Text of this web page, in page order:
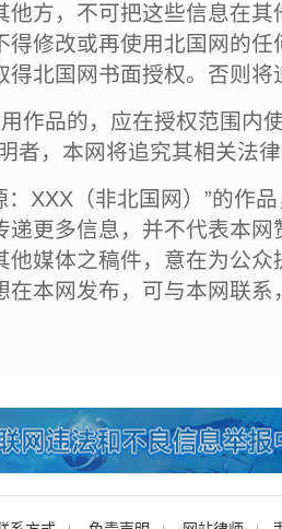
他方，不可把这些信息在
得修改或再使用北国网的
得北国网书面授权。否则将
作品的，应在授权范围内
者，本网将追究其相关法
：XXX（非北国网）”的作
递更多信息，并不代表本
他媒体之稿件，意在为公
在本网发布，可与本网联